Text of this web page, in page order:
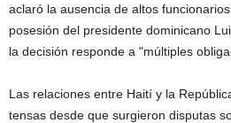
aclaró la ausencia de altos
posesión del presidente dominicano
la decisión responde a "múltiples
Las relaciones entre Haití y la
tensas desde que surgieron disputas